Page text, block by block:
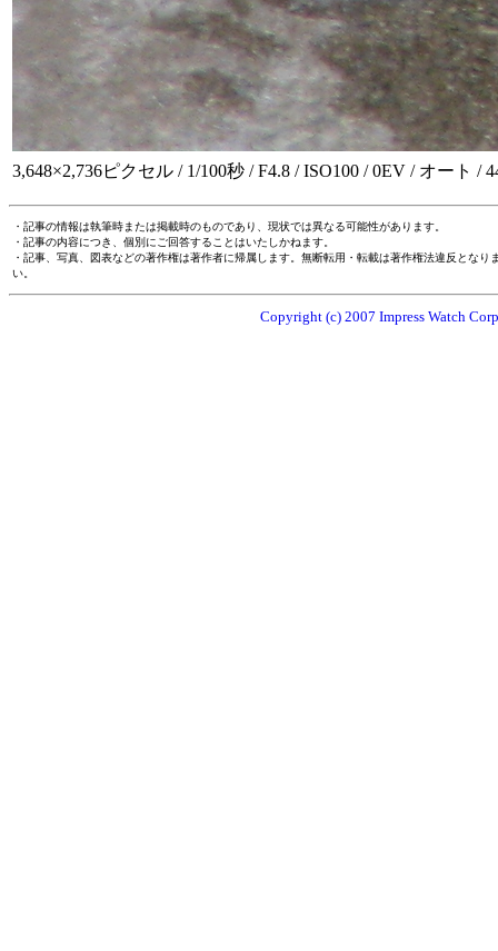
3,648×2,736ピクセル / 1/100秒 / F4.8 / ISO100 / 0EV / オート /
・記事の情報は執筆時または掲載時のものであり、現状では異なる可能性があります。
・記事の内容につき、個別にご回答することはいたしかねます。
・記事、写真、図表などの著作権は著作者に帰属します。無断転用・転載は著作権法違反とな
い。
Copyright (c) 2007 Impress Watch